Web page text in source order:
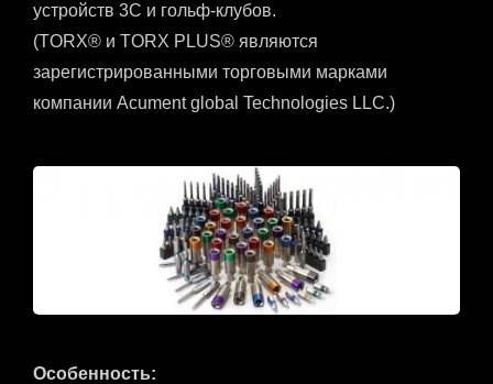
устройств 3C и гольф-клубов.
(TORX® и TORX PLUS® являются
зарегистрированными торговыми марками
компании Acument global Technologies LLC.)
Особенность: